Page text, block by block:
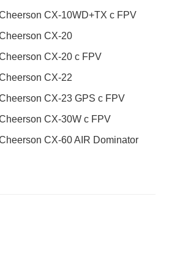
CX-10WD+TX с FPV
CX-20
CX-20 c FPV
CX-22
CX-23 GPS с FPV
CX-30W с FPV
CX-60 AIR Dominator